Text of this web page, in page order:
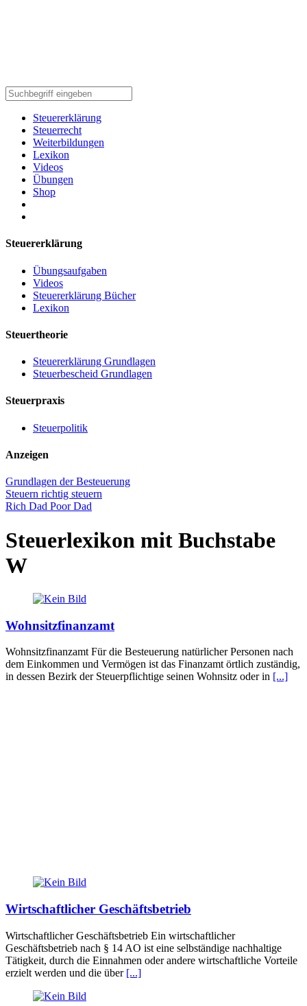
Steuererklärung
Steuerrecht
Weiterbildungen
Lexikon
Videos
Übungen
Shop
Steuererklärung
Übungsaufgaben
Videos
Steuererklärung Bücher
Lexikon
Steuertheorie
Steuererklärung Grundlagen
Steuerbescheid Grundlagen
Steuerpraxis
Steuerpolitik
Anzeigen
Grundlagen der Besteuerung
Steuern richtig steuern
Rich Dad Poor Dad
Steuerlexikon mit Buchstabe
W
Wohnsitzfinanzamt
Wohnsitzfinanzamt Für die Besteuerung natürlicher Personen nach
dem Einkommen und Vermögen ist das Finanzamt örtlich zuständig,
in dessen Bezirk der Steuerpflichtige seinen Wohnsitz oder in [...]
Wirtschaftlicher Geschäftsbetrieb
Wirtschaftlicher Geschäftsbetrieb Ein wirtschaftlicher
Geschäftsbetrieb nach § 14 AO ist eine selbständige nachhaltige
Tätigkeit, durch die Einnahmen oder andere wirtschaftliche Vorteile
erzielt werden und die über [...]